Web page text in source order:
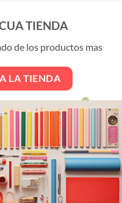
TIENDA
de los productos mas
LA TIENDA